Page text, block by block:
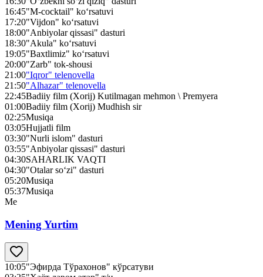
16:45"M-cocktail" ko‘rsatuvi
17:20"Vijdon" ko‘rsatuvi
18:00"Anbiyolar qissasi" dasturi
18:30"Akula" ko‘rsatuvi
19:05"Baxtlimiz" ko‘rsatuvi
20:00"Zarb" tok-shousi
21:00"Iqror" telenovella
21:50"Alhazar" telenovella
22:45Badiiy film (Xorij) Kutilmagan mehmon \ Premyera
01:00Badiiy film (Xorij) Mudhish sir
02:25Musiqa
03:05Hujjatli film
03:30"Nurli islom" dasturi
03:55"Anbiyolar qissasi" dasturi
04:30SAHARLIK VAQTI
04:30"Otalar so‘zi" dasturi
05:20Musiqa
05:37Musiqa
Me
Mening Yurtim
10:05"Эфирда Тўрахонов" кўрсатуви